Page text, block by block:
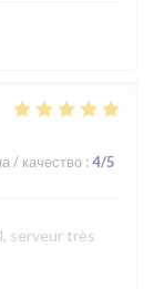
/ качество : 4/5
serveur très